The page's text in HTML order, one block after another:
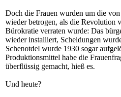
Doch die Frauen wurden um die
wieder betrogen, als die Revolution
Bürokratie verraten wurde: Das
wieder installiert, Scheidungen
Schenotdel wurde 1930 sogar
Produktionsmittel habe die
überflüssig gemacht, hieß es.
Und heute?